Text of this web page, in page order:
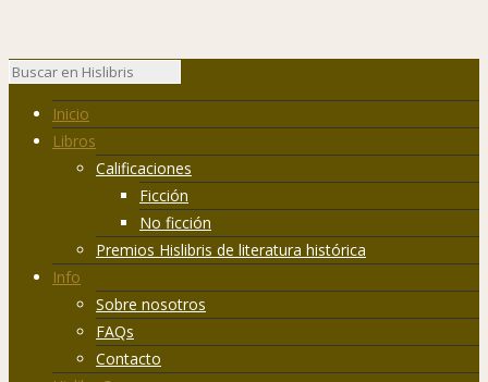
Inicio
Libros
Calificaciones
Ficción
No ficción
Premios Hislibris de literatura histórica
Info
Sobre nosotros
FAQs
Contacto